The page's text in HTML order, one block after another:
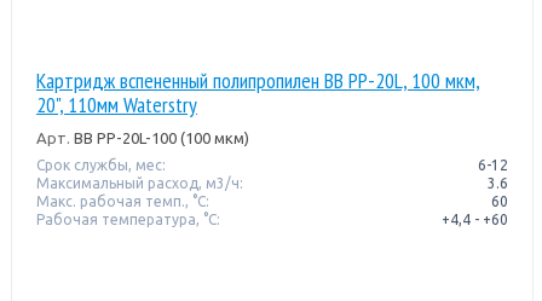
Картридж вспененный полипропилен BB PP-20L, 100 мкм,
20", 110мм Waterstry
Арт. BB PP-20L-100 (100 мкм)
Срок службы, мес:
6-12
Максимальный расход, м3/ч:
3.6
Макс. рабочая темп., °С:
60
Рабочая температура, °C:
+4,4 - +60